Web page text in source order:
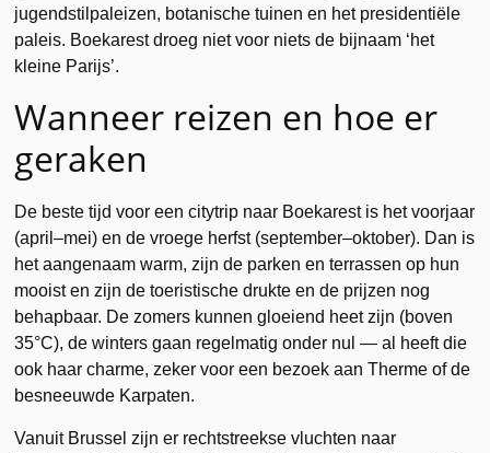
jugendstilpaleizen, botanische tuinen en het presidentiële
paleis. Boekarest droeg niet voor niets de bijnaam ‘het
kleine Parijs’.
Wanneer reizen en hoe er
geraken
De beste tijd voor een citytrip naar Boekarest is het voorjaar
(april–mei) en de vroege herfst (september–oktober). Dan is
het aangenaam warm, zijn de parken en terrassen op hun
mooist en zijn de toeristische drukte en de prijzen nog
behapbaar. De zomers kunnen gloeiend heet zijn (boven
35°C), de winters gaan regelmatig onder nul — al heeft die
ook haar charme, zeker voor een bezoek aan Therme of de
besneeuwde Karpaten.
Vanuit Brussel zijn er rechtstreekse vluchten naar